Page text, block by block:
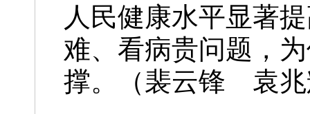
人民健康水平显著
难、看病贵问题，
撑。（裴云锋 袁